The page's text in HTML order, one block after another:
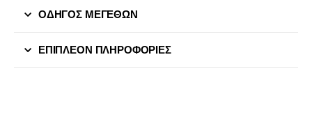
ΟΔΗΓΟΣ ΜΕΓΕΘΩΝ
ΕΠΙΠΛΈΟΝ ΠΛΗΡΟΦΟΡΊΕΣ